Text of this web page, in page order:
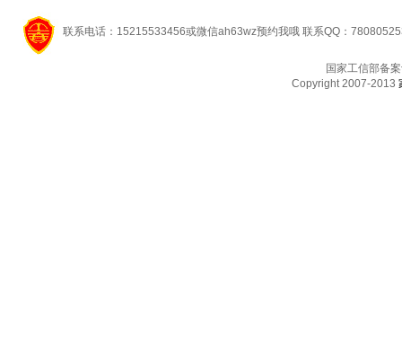
联系电话：15215533456或微信ah63wz预约我哦 联系QQ：
国家工信部备
Copyright 2007-2013